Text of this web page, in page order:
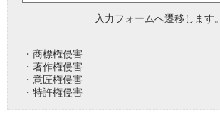
入力フォームへ遷移します。
・商標権侵害
・著作権侵害
・意匠権侵害
・特許権侵害